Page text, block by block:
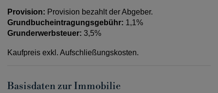
Provision: Provision bezahlt der Abgeber.
Grundbucheintragungsgebühr: 1,1%
Grunderwerbsteuer: 3,5%
Kaufpreis exkl. Aufschließungskosten.
Basisdaten zur Immobilie